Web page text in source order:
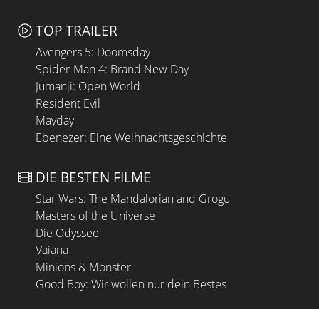
TOP TRAILER
Avengers 5: Doomsday
Spider-Man 4: Brand New Day
Jumanji: Open World
Resident Evil
Mayday
Ebenezer: Eine Weihnachtsgeschichte
DIE BESTEN FILME
Star Wars: The Mandalorian and Grogu
Masters of the Universe
Die Odyssee
Vaiana
Minions & Monster
Good Boy: Wir wollen nur dein Bestes